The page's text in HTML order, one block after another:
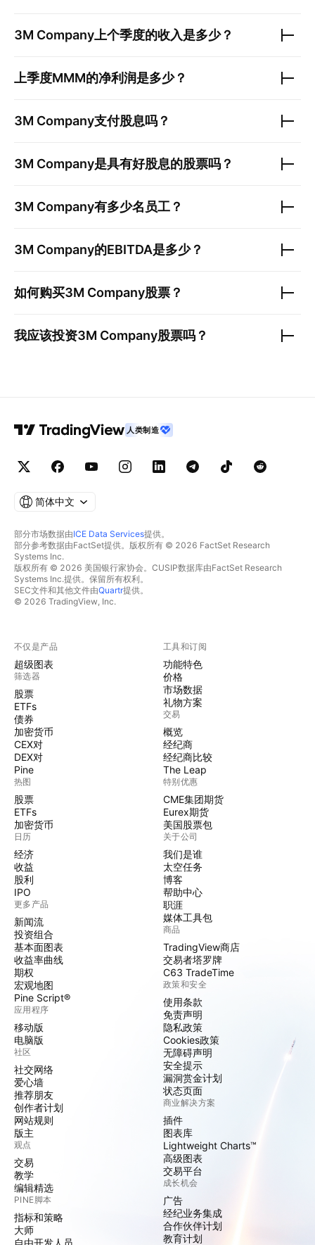
3M Company 上个季度的收入是多少？
上季度MMM的净利润是多少？
3M Company支付股息吗？
3M Company是具有好股息的股票吗？
3M Company有多少名员工？
3M Company的EBITDA是多少？
如何购买3M Company股票？
我应该投资3M Company股票吗？
人类制造
简体中文
部分市场数据由ICE Data Services提供。
部分参考数据由FactSet提供。版权所有 © 2026 FactSet Research
Systems Inc.
版权所有 © 2026 美国银行家协会。CUSIP数据库由FactSet Research
Systems Inc.提供。保留所有权利。
SEC文件和其他文件由Quartr提供。
© 2026 TradingView, Inc.
不仅是产品
超级图表
筛选器
股票
ETFs
债券
加密货币
CEX对
DEX对
Pine
热图
股票
ETFs
加密货币
日历
经济
收益
股利
IPO
更多产品
新闻流
投资组合
基本面图表
收益率曲线
期权
宏观地图
Pine Script®
应用程序
移动版
电脑版
社区
社交网络
爱心墙
推荐朋友
创作者计划
网站规则
版主
观点
交易
教学
编辑精选
PINE脚本
指标和策略
大师
自由开发人员
工具和订阅
功能特色
价格
市场数据
礼物方案
交易
概览
经纪商
经纪商比较
The Leap
特别优惠
CME集团期货
Eurex期货
美国股票包
关于公司
我们是谁
太空任务
博客
帮助中心
职涯
媒体工具包
商品
TradingView商店
交易者塔罗牌
C63 TradeTime
政策和安全
使用条款
免责声明
隐私政策
Cookies政策
无障碍声明
安全提示
漏洞赏金计划
状态页面
商业解决方案
插件
图表库
Lightweight Charts™
高级图表
交易平台
成长机会
广告
经纪业务集成
合作伙伴计划
教育计划